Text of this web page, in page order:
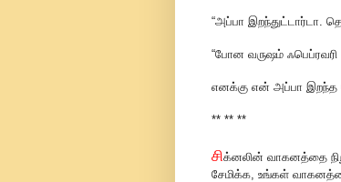
“அப்பா இறந்துட்டார்டா.
“போன வருஷம்
எனக்கு என் அப்பா இறந்த
** ** **
சிக்னலின் வாகனத்தை
சேமிக்க, உங்கள்